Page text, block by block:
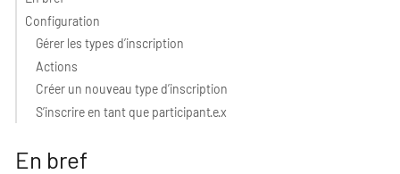
Configuration
Gérer les types d’inscription
Actions
Créer un nouveau type d’inscription
S’inscrire en tant que participant·e·x
En bref